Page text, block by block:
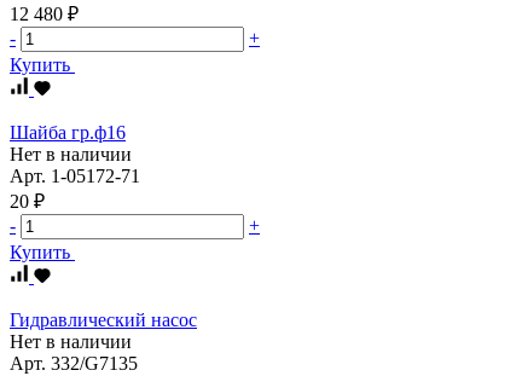
12 480 ₽
-
+
Купить
Шайба гр.ф16
Нет в наличии
Арт. 1-05172-71
20 ₽
-
+
Купить
Гидравлический насос
Нет в наличии
Арт. 332/G7135